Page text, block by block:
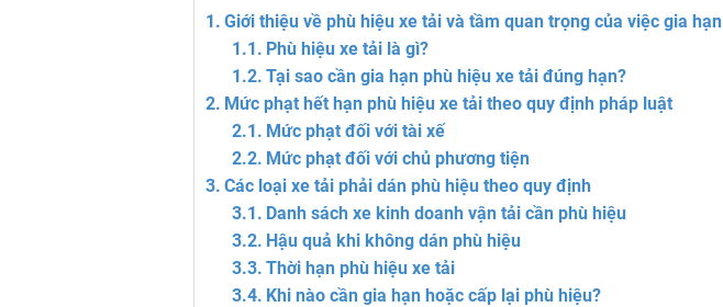
Giới thiệu về phù hiệu xe tải và tầm quan trọng của việc gia hạn
Phù hiệu xe tải là gì?
Tại sao cần gia hạn phù hiệu xe tải đúng hạn?
Mức phạt hết hạn phù hiệu xe tải theo quy định pháp luật
Mức phạt đối với tài xế
Mức phạt đối với chủ phương tiện
Các loại xe tải phải dán phù hiệu theo quy định
Danh sách xe kinh doanh vận tải cần phù hiệu
Hậu quả khi không dán phù hiệu
Thời hạn phù hiệu xe tải
Khi nào cần gia hạn hoặc cấp lại phù hiệu?